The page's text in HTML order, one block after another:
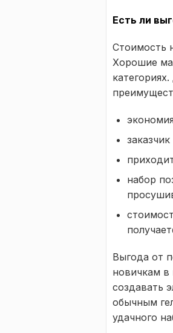
Есть ли
Стоимость
Хорошие
набор
Выгода от
новичкам в
создавать
обычным
удачного